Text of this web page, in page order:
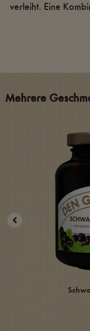
verleiht. Eine
Mehrere